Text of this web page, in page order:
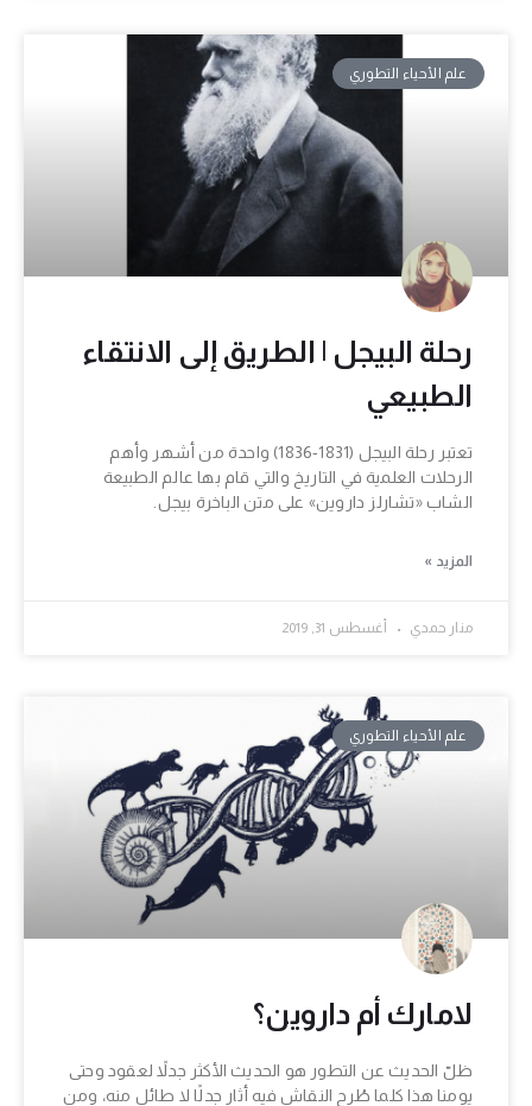
علم الأحياء التطوري
رحلة البيجل | الطريق إلى الانتقاء
الطبيعي
تعتبر رحلة البيجل (1831-1836) واحدة من أشهر وأهم
الرحلات العلمية في التاريخ والتي قام بها عالم الطبيعة
الشاب «تشارلز داروين» على متن الباخرة بيجل.
المزيد »
منار حمدي أغسطس 31, 2019
علم الأحياء التطوري
لامارك أم داروين؟
ظلّ الحديث عن التطور هو الحديث الأكثر جدلاً لعقود وحتى
يومنا هذا كلما طُرح النقاش فيه أثار جدلًا لا طائل منه، ومن